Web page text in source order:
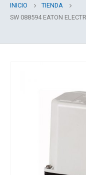
INICIO
TIENDA
SW 088594 EATON